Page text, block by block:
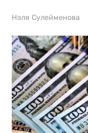
Нэля Сулейменова